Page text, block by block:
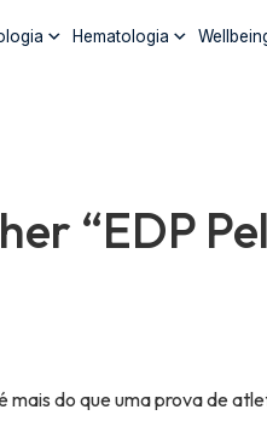
Hematologia
“EDP
mais do que uma prova de